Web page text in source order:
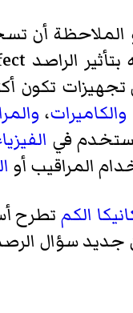
أن
بتأثير الراصد
تكون
والكاميرات،
في
المراقيب أو
الكمتطرح
سؤال